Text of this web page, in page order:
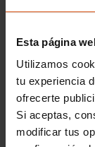
Esta página
Utilizamos
tu experiencia
ofrecerte
Si aceptas,
modificar tus